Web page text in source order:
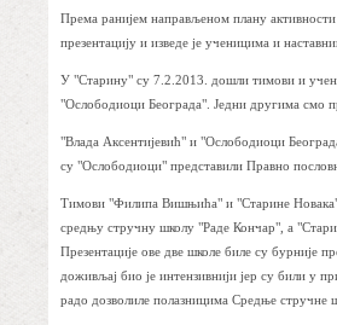
Према ранијем направљеном плану
презентацију и изведе је ученицима и
У "Старину" су 7.2.2013. дошли тимови и
"Ослободиоци Београда". Једни другима смо
"Влада Аксентијевић" и "Ослободиоци
су "Ослободиоци" представили Правно
Тимови "Филипа Вишњића" и "Старине
средњу стручну школу "Раде Кончар", а
Презентације ове две школе биле су бурније
доживљај био је интензивнији јер су били у
радо дозволиле полазницима Средње стручне